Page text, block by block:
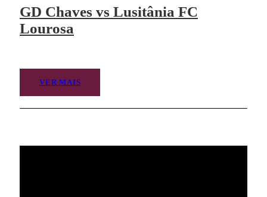
GD Chaves vs Lusitânia FC
Lourosa
VER MAIS